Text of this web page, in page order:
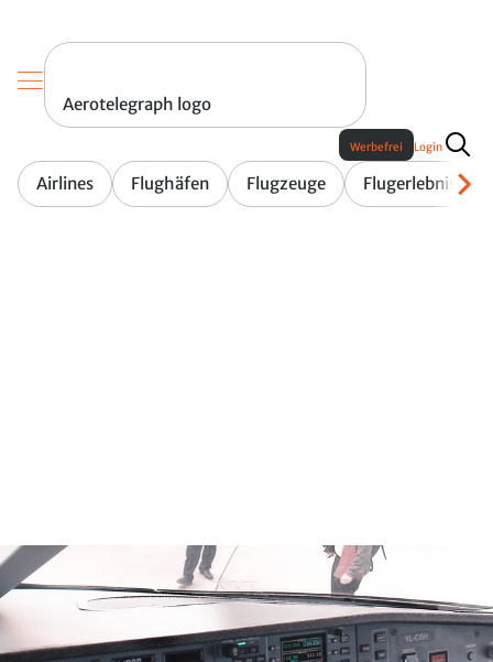
Aerotelegraph logo
Airlines Flughäfen Flugzeuge Flugerlebnis
Werbefrei Login